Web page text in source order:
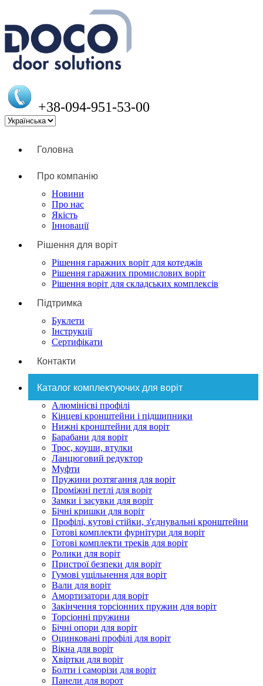
+38-094-951-53-00
Головна
Про компанію
Новини
Про нас
Якість
Інновації
Рішення для воріт
Рішення гаражних воріт для котеджів
Рішення гаражних промислових воріт
Рішення воріт для складських комплексів
Підтримка
Буклети
Інструкції
Сертифікати
Контакти
Каталог комплектуючих для воріт
Алюмінієві профілі
Кінцеві кронштейни і підшипники
Нижні кронштейни для воріт
Барабани для воріт
Трос, коуши, втулки
Ланцюговий редуктор
Муфти
Пружини розтягання для воріт
Проміжні петлі для воріт
Замки і засувки для воріт
Бічні кришки для воріт
Профілі, кутові стійки, з'єднувальні кронштейни
Готові комплекти фурнітури для воріт
Готові комплекти треків для воріт
Ролики для воріт
Пристрої безпеки для воріт
Гумові ущільнення для воріт
Вали для воріт
Амортизатори для воріт
Закінчення торсіонних пружин для воріт
Торсіонні пружини
Бічні опори для воріт
Оцинковані профілі для воріт
Вікна для воріт
Хвіртки для воріт
Болти і саморізи для воріт
Панели для ворот